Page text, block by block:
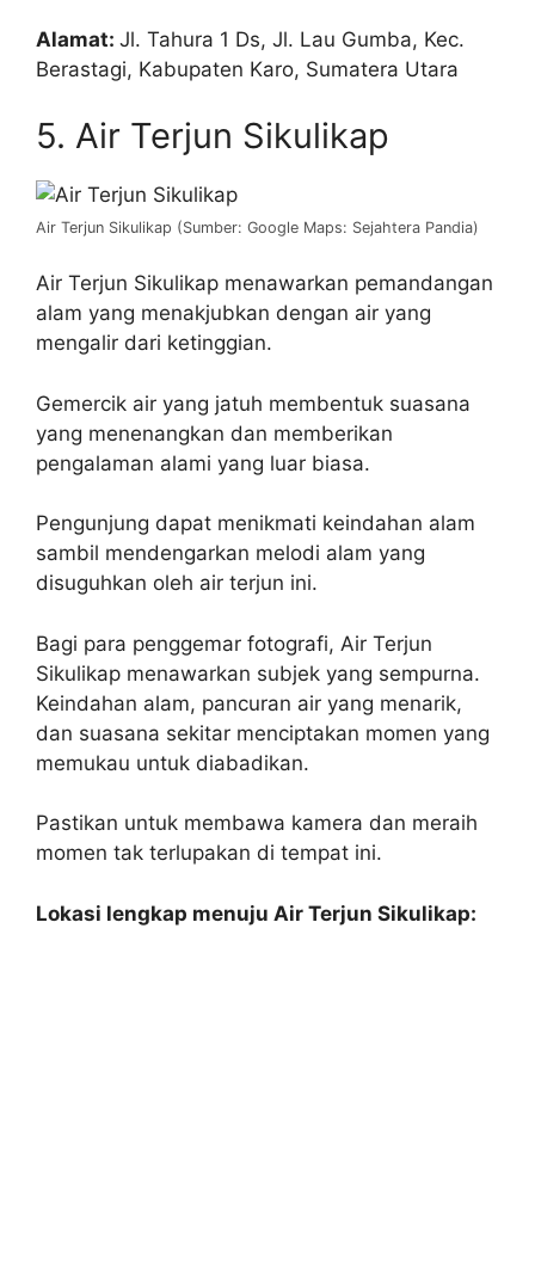
Alamat: Jl. Tahura 1 Ds, Jl. Lau Gumba, Kec.
Berastagi, Kabupaten Karo, Sumatera Utara
5. Air Terjun Sikulikap
Air Terjun Sikulikap (Sumber: Google Maps: Sejahtera Pandia)
Air Terjun Sikulikap menawarkan pemandangan
alam yang menakjubkan dengan air yang
mengalir dari ketinggian.
Gemercik air yang jatuh membentuk suasana
yang menenangkan dan memberikan
pengalaman alami yang luar biasa.
Pengunjung dapat menikmati keindahan alam
sambil mendengarkan melodi alam yang
disuguhkan oleh air terjun ini.
Bagi para penggemar fotografi, Air Terjun
Sikulikap menawarkan subjek yang sempurna.
Keindahan alam, pancuran air yang menarik,
dan suasana sekitar menciptakan momen yang
memukau untuk diabadikan.
Pastikan untuk membawa kamera dan meraih
momen tak terlupakan di tempat ini.
Lokasi lengkap menuju Air Terjun Sikulikap: